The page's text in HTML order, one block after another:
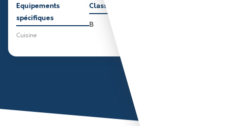
Equipements
spécifiques
Cuisine
Classe énergétique
B